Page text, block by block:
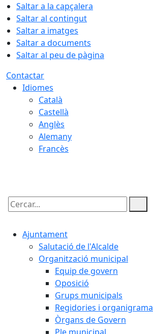
Saltar a la capçalera
Saltar al contingut
Saltar a imatges
Saltar a documents
Saltar al peu de pàgina
Contactar
Idiomes
Català
Castellà
Anglès
Alemany
Francès
Cercar:
Ajuntament
Salutació de l'Alcalde
Organització municipal
Equip de govern
Oposició
Grups municipals
Regidories i organigrama
Òrgans de Govern